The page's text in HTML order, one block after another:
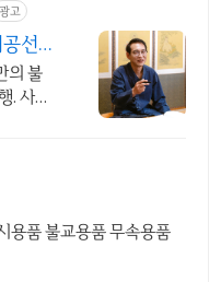
광고
선
의 불
. 사주
용품 불교용품 무속용품